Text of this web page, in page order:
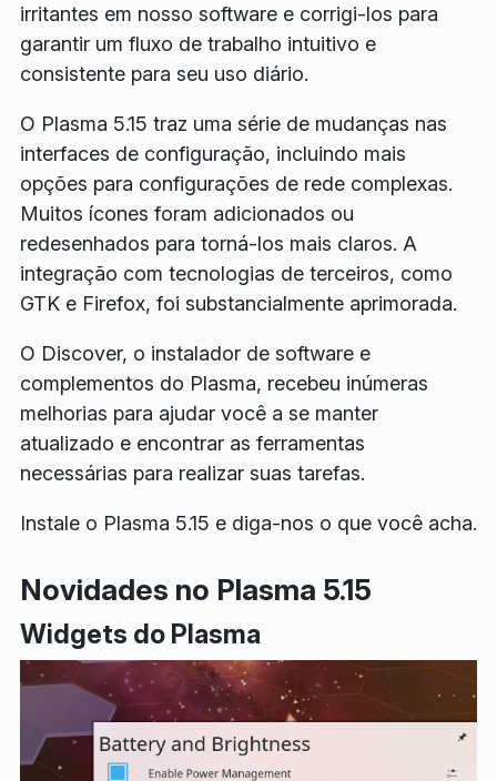
irritantes em nosso software e corrigi-los para
garantir um fluxo de trabalho intuitivo e
consistente para seu uso diário.
O Plasma 5.15 traz uma série de mudanças nas
interfaces de configuração, incluindo mais
opções para configurações de rede complexas.
Muitos ícones foram adicionados ou
redesenhados para torná-los mais claros. A
integração com tecnologias de terceiros, como
GTK e Firefox, foi substancialmente aprimorada.
O Discover, o instalador de software e
complementos do Plasma, recebeu inúmeras
melhorias para ajudar você a se manter
atualizado e encontrar as ferramentas
necessárias para realizar suas tarefas.
Instale o Plasma 5.15 e diga-nos o que você acha.
Novidades no Plasma 5.15
Widgets do Plasma